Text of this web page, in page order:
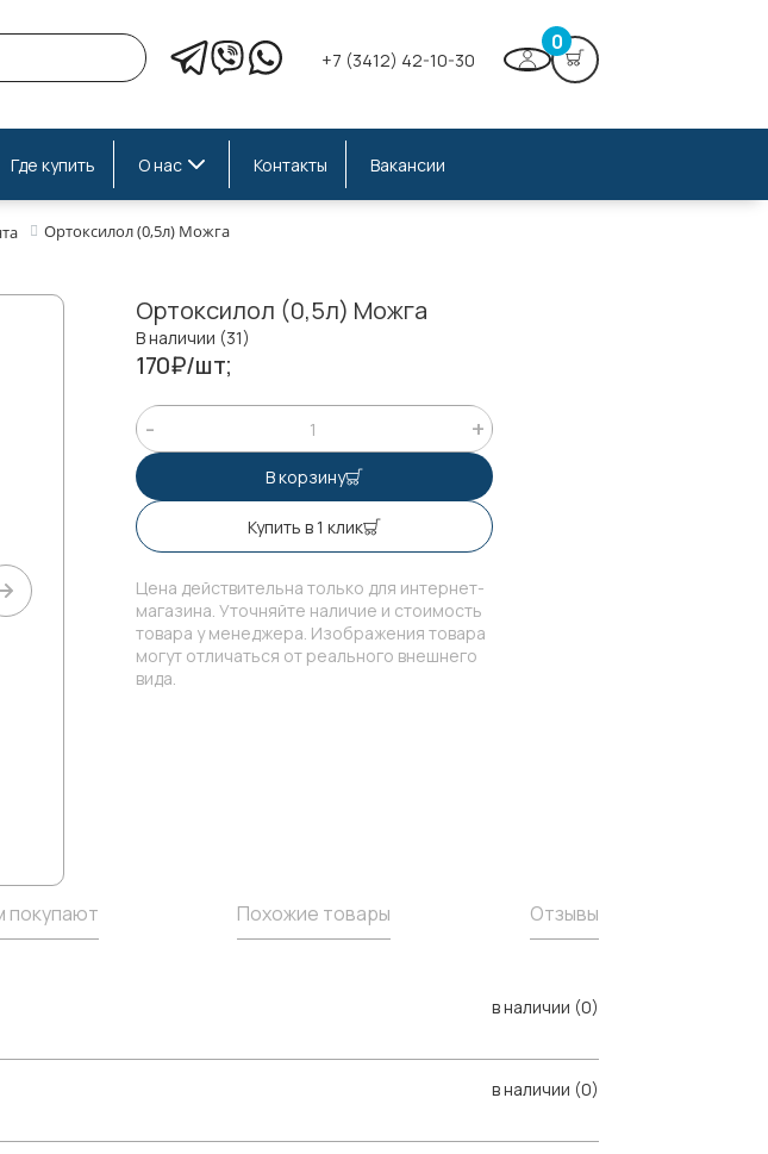
+7 (3412) 42-10-30
0
Где купить О нас Контакты Вакансии
Ортоксилол (0,5л) Можга
Ортоксилол (0,5л) Можга
В наличии (31)
170₽/шт;
В корзину
Купить в 1 клик
Цена действительна только для интернет-
магазина. Уточняйте наличие и стоимость
товара у менеджера. Изображения товара
могут отличаться от реального внешнего
вида.
покупают Похожие товары Отзывы
в наличии (0)
в наличии (0)